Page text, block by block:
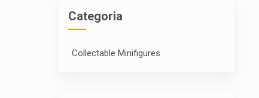
Categoria
Collectable Minifigures